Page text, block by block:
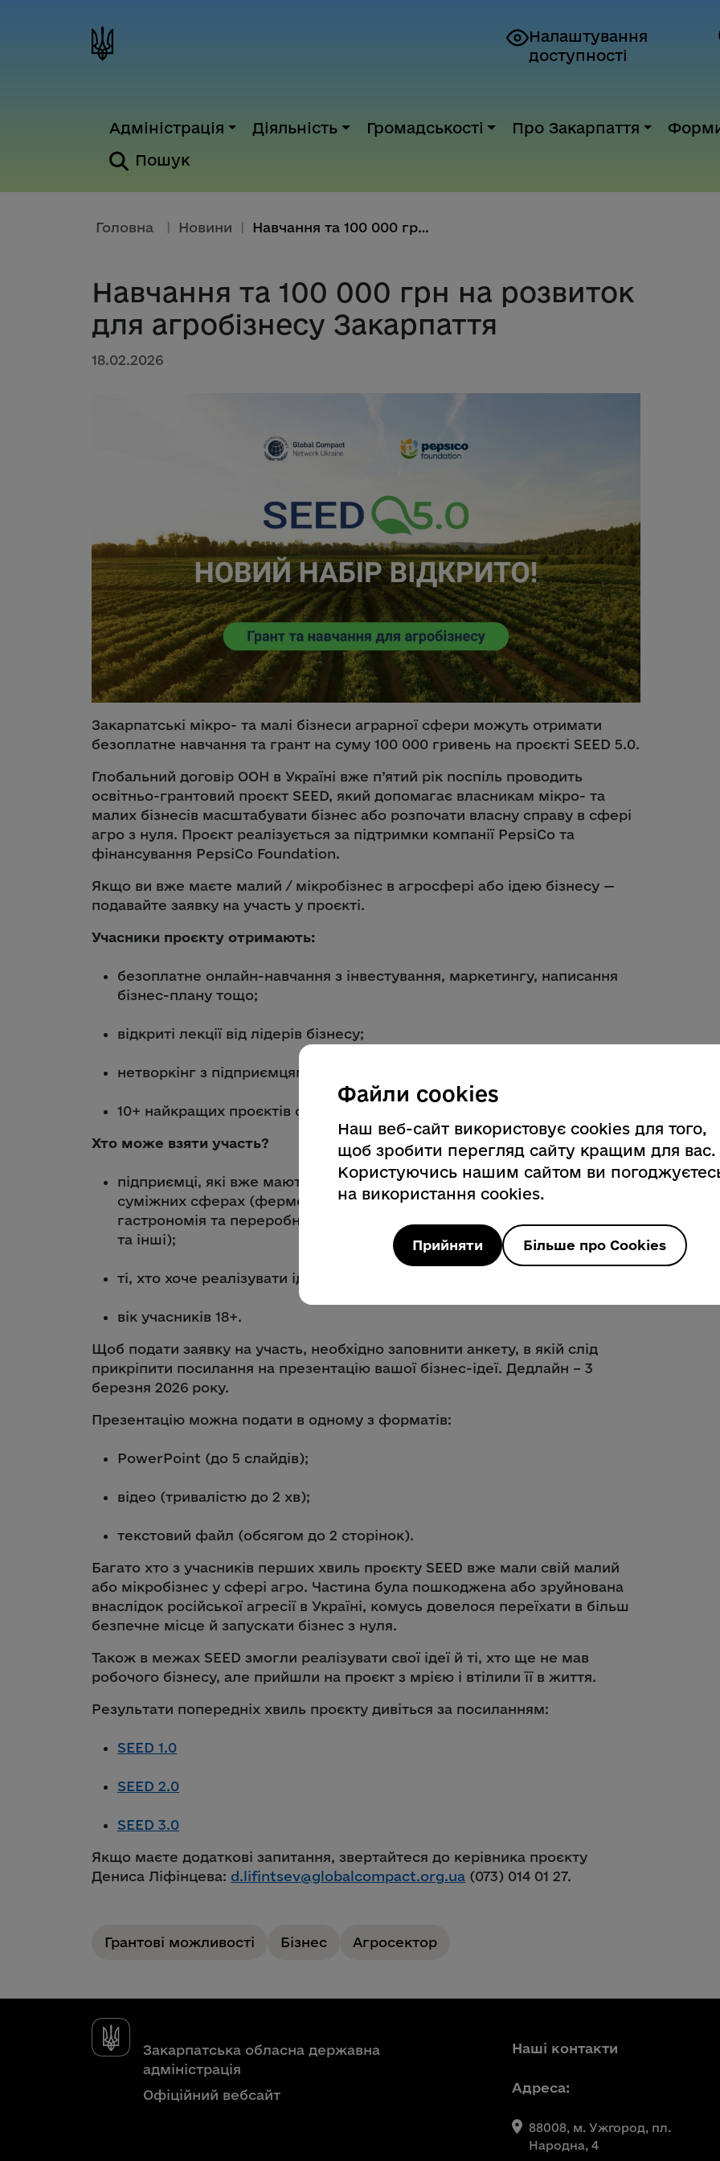
Налаштування
доступності
Адміністрація Діяльність Громадськості Про Закарпаття
Пошук
Головна Новини Навчання та 100 000 грн на роз...
Навчання та 100 000 грн на розвиток
для агробізнесу Закарпаття
18.02.2026
Закарпатські мікро- та малі бізнеси аграрної сфери можуть отримати
безоплатне навчання та грант на суму 100 000 гривень на проєкті SEED 5.0.
Глобальний договір ООН в Україні вже п’ятий рік поспіль проводить
освітньо-грантовий проєкт SEED, який допомагає власникам мікро- та
малих бізнесів масштабувати бізнес або розпочати власну справу в сфері
агро з нуля. Проєкт реалізується за підтримки компанії PepsiCo та
фінансування PepsiCo Foundation.
Якщо ви вже маєте малий / мікробізнес в агросфері або ідею бізнесу —
подавайте заявку на участь у проєкті.
Учасники проєкту отримають:
безоплатне онлайн-навчання з інвестування, маркетингу, написання
бізнес-плану тощо;
відкриті лекції від лідерів бізнесу;
нетворкінг з підприємцями з усієї України;
10+ найкращих проєктів отримають гранти на суму 100 тисяч гривень.
Хто може взяти участь?
підприємці, які вже мають малий або мікробізнес в агросфері та
суміжних сферах (фермерство, агротехнології, агротуризм,
гастрономія та переробна сфера, органічна продукція, очищення води
та інші);
ті, хто хоче реалізувати ідею бізнесу в агросфері або суміжній з нуля;
вік учасників 18+.
Щоб подати заявку на участь, необхідно заповнити анкету, в якій слід
прикріпити посилання на презентацію вашої бізнес-ідеї. Дедлайн – 3
березня 2026 року.
Презентацію можна подати в одному з форматів:
PowerPoint (до 5 слайдів);
відео (тривалістю до 2 хв);
текстовий файл (обсягом до 2 сторінок).
Багато хто з учасників перших хвиль проєкту SEED вже мали свій малий
або мікробізнес у сфері агро. Частина була пошкоджена або зруйнована
внаслідок російської агресії в Україні, комусь довелося переїхати в більш
безпечне місце й запускати бізнес з нуля.
Також в межах SEED змогли реалізувати свої ідеї й ті, хто ще не мав
робочого бізнесу, але прийшли на проєкт з мрією і втілили її в життя.
Результати попередніх хвиль проєкту дивіться за посиланням:
SEED 1.0
SEED 2.0
SEED 3.0
Якщо маєте додаткові запитання, звертайтеся до керівника проєкту
Дениса Ліфінцева: d.lifintsev@globalcompact.org.ua (073) 014 01 27.
Грантові можливості Бізнес Агросектор
Закарпатська обласна державна
адміністрація
Офіційний вебсайт
Наші контакти
Адреса:
88008, м. Ужгород, пл.
Народна, 4
Файли cookies
Наш веб-сайт використовує cookies для того,
щоб зробити перегляд сайту кращим для вас.
Користуючись нашим сайтом ви
на використання cookies.
Прийняти Більше про Cookies